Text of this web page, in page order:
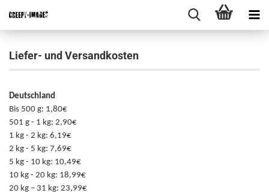
Liefer- und Versandkosten
Deutschland
Bis 500 g: 1,80€
501 g - 1 kg: 2,90€
1 kg - 2 kg: 6,19€
2 kg - 5 kg: 7,69€
5 kg - 10 kg: 10,49€
10 kg - 20 kg: 18,99€
20 kg – 31 kg: 23,99€